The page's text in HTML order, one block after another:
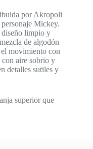
por Akropoli
Mickey.
diseño limpio y
de algodón
el movimiento con
aire sobrio y
detalles sutiles y
superior que